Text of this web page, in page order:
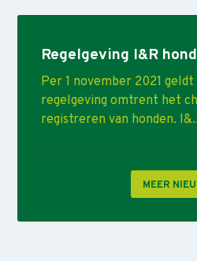
Regelgeving I&R hond
Per 1 november 2021
regelgeving omtrent het
registreren van honden.
MEER